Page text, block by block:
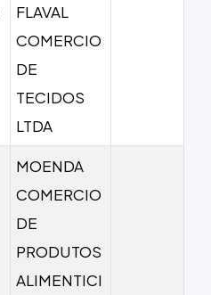
FLAVAL
COMERCIO
DE
TECIDOS
LTDA
MOENDA
COMERCIO
DE
PRODUTOS
ALIMENTICI